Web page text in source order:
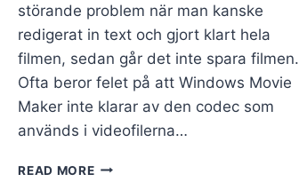
störande problem när man kanske
redigerat in text och gjort klart hela
filmen, sedan går det inte spara filmen.
Ofta beror felet på att Windows Movie
Maker inte klarar av den codec som
används i videofilerna…
READ MORE